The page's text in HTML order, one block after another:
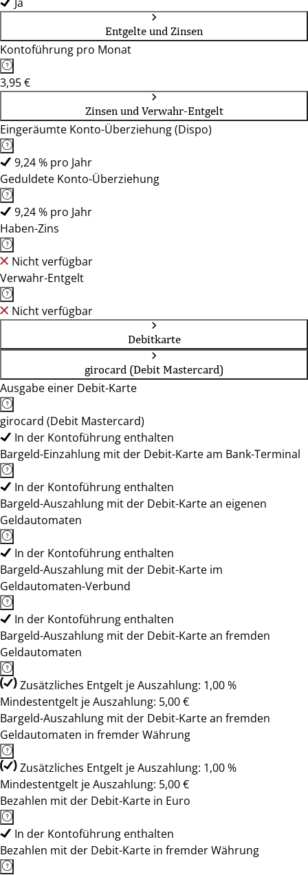
Entgelte und Zinsen
Kontoführung pro Monat
3,95 €
Zinsen und Verwahr-Entgelt
Eingeräumte Konto-Überziehung (Dispo)
9,24 % pro Jahr
Geduldete Konto-Überziehung
9,24 % pro Jahr
Haben-Zins
Nicht verfügbar
Verwahr-Entgelt
Nicht verfügbar
Debitkarte
girocard (Debit Mastercard)
Ausgabe einer Debit-Karte
girocard (Debit Mastercard)
In der Kontoführung enthalten
Bargeld-Einzahlung mit der Debit-Karte am Bank-Terminal
In der Kontoführung enthalten
Bargeld-Auszahlung mit der Debit-Karte an eigenen
Geldautomaten
In der Kontoführung enthalten
Bargeld-Auszahlung mit der Debit-Karte im
Geldautomaten-Verbund
In der Kontoführung enthalten
Bargeld-Auszahlung mit der Debit-Karte an fremden
Geldautomaten
Zusätzliches Entgelt je Auszahlung: 1,00 %
Mindestentgelt je Auszahlung: 5,00 €
Bargeld-Auszahlung mit der Debit-Karte an fremden
Geldautomaten in fremder Währung
Zusätzliches Entgelt je Auszahlung: 1,00 %
Mindestentgelt je Auszahlung: 5,00 €
Bezahlen mit der Debit-Karte in Euro
In der Kontoführung enthalten
Bezahlen mit der Debit-Karte in fremder Währung